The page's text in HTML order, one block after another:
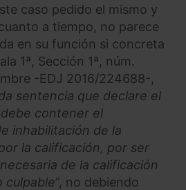
caso pedido el mismo y
a tiempo, no parece
en su función si concreta
1ª, Sección 1ª, núm.
-EDJ 2016/224688-,
sentencia que declare el
contener el
inhabilitación de la
la calificación, por ser
de la calificación
culpable”, no debiendo